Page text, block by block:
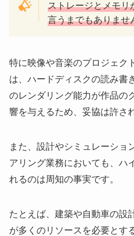
ストレージとメモリ
言うまでもありませ
特に映像や音楽のプロジェク
は、ハードディスクの読み書
のレンダリング能力が作品の
響を与えるため、妥協は許さ
また、設計やシミュレーショ
アリング業務においても、ハ
れるのは周知の事実です。
たとえば、建築や自動車の設
が多くのリソースを必要とす